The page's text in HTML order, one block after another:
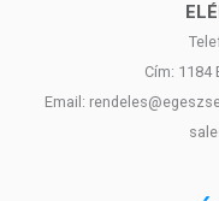
Cím: 1184
Email: